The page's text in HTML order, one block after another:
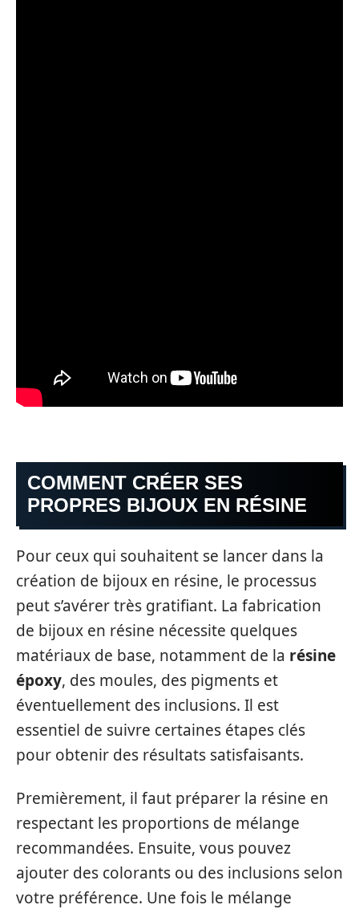
COMMENT CRÉER SES
PROPRES BIJOUX EN RÉSINE
Pour ceux qui souhaitent se lancer dans la
création de bijoux en résine, le processus
peut s’avérer très gratifiant. La fabrication
de bijoux en résine nécessite quelques
matériaux de base, notamment de la résine
époxy, des moules, des pigments et
éventuellement des inclusions. Il est
essentiel de suivre certaines étapes clés
pour obtenir des résultats satisfaisants.
Premièrement, il faut préparer la résine en
respectant les proportions de mélange
recommandées. Ensuite, vous pouvez
ajouter des colorants ou des inclusions selon
votre préférence. Une fois le mélange